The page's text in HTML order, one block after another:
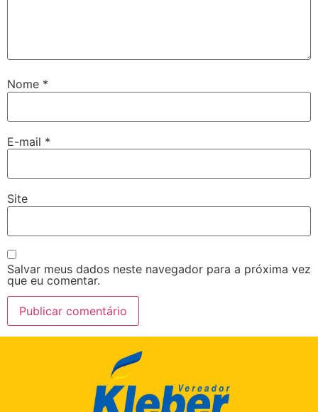
Nome *
E-mail *
Site
Salvar meus dados neste navegador para a próxima vez
que eu comentar.